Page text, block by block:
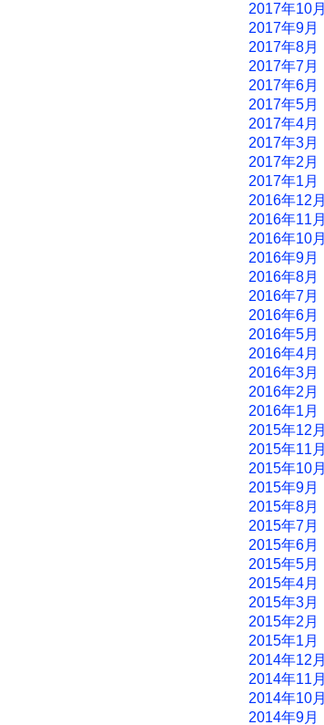
2017年10月
2017年9月
2017年8月
2017年7月
2017年6月
2017年5月
2017年4月
2017年3月
2017年2月
2017年1月
2016年12月
2016年11月
2016年10月
2016年9月
2016年8月
2016年7月
2016年6月
2016年5月
2016年4月
2016年3月
2016年2月
2016年1月
2015年12月
2015年11月
2015年10月
2015年9月
2015年8月
2015年7月
2015年6月
2015年5月
2015年4月
2015年3月
2015年2月
2015年1月
2014年12月
2014年11月
2014年10月
2014年9月